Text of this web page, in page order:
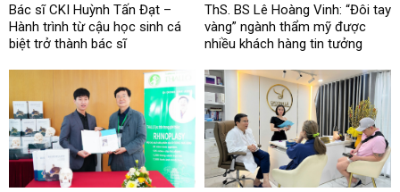
Bác sĩ CKI Huỳnh Tấn Đạt –
Hành trình từ cậu học sinh cá
biệt trở thành bác sĩ
ThS. BS Lê Hoàng Vinh: “Đôi tay
vàng” ngành thẩm mỹ được
nhiều khách hàng tin tưởng